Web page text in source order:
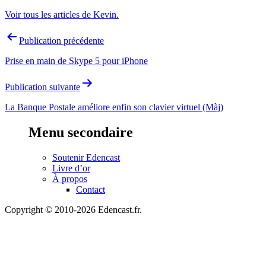
Voir tous les articles de Kevin.
Navigation
l’article
Publication précédente
Prise en main de Skype 5 pour iPhone
Publication suivante
La Banque Postale améliore enfin son clavier virtuel (Màj)
Menu secondaire
Soutenir Edencast
Livre d’or
À propos
Contact
Copyright © 2010-2026 Edencast.fr.